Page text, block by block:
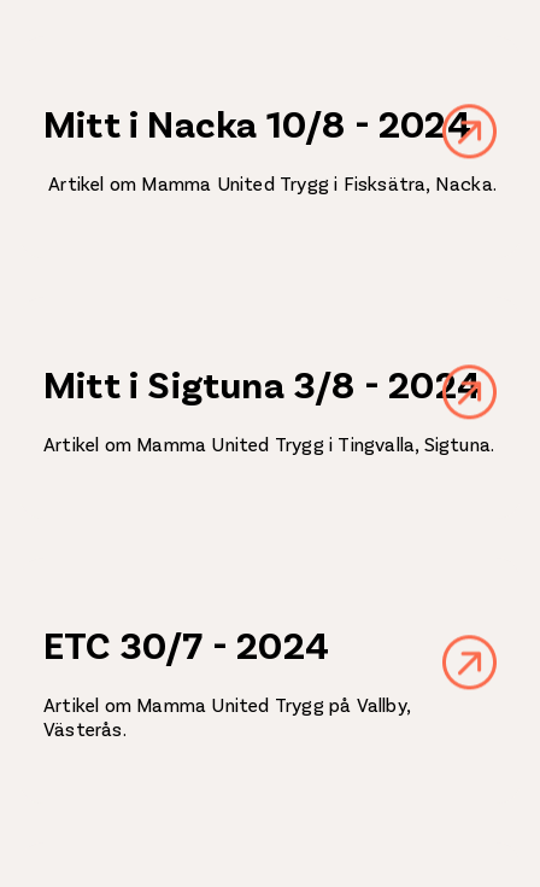
Mitt i Nacka 10/8 - 2024
Artikel om Mamma United Trygg i Fisksätra, Nacka.
Mitt i Sigtuna 3/8 - 2024
Artikel om Mamma United Trygg i Tingvalla, Sigtuna.
ETC 30/7 - 2024
Artikel om Mamma United Trygg på Vallby,
Västerås.